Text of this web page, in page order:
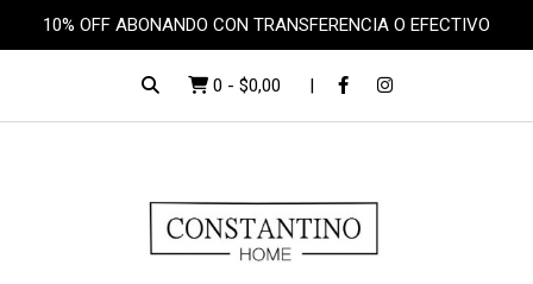
10% OFF ABONANDO CON TRANSFERENCIA O EFECTIVO
0 - $0,00